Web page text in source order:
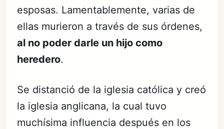
esposas. Lamentablemente, varias de
ellas murieron a través de sus órdenes,
al no poder darle un hijo como
heredero.
Se distanció de la iglesia católica y creó
la iglesia anglicana, la cual tuvo
muchísima influencia después en los